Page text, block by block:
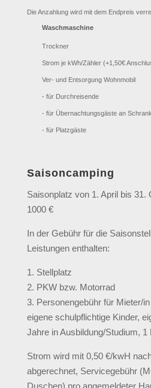
Die Anzahlung wird mit dem Endpreis
Waschmaschine
Trockner
Strom je kWh/Zähler (+1,50€
Ver- und Entsorgung Wohnmobil
- für Durchreisende
- für Übernachtungsgäste an
- für Platzgäste
Saisoncamping
Saisonplatz von 1. April bis 31.
1000 €
In der Gebühr für die
Leistungen enthalten:
1. Stellplatz
2. PKW bzw. Motorrad
3. Personengebühr für Mieter/
eigene schulpflichtige Kinder,
Jahre in Ausbildung/Studium, 1
Strom wird mit 0,50 €/kwH
abgerechnet, Servicegebühr
Duschen) pro angemeldeter